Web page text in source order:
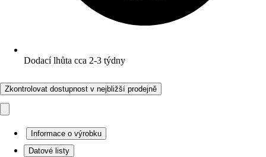
Dodací lhůta cca 2-3 týdny
Zkontrolovat dostupnost v nejbližší prodejně
Informace o výrobku
Datové listy